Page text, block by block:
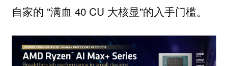
自家的 "满血 40 CU 大核显"的入手门槛。